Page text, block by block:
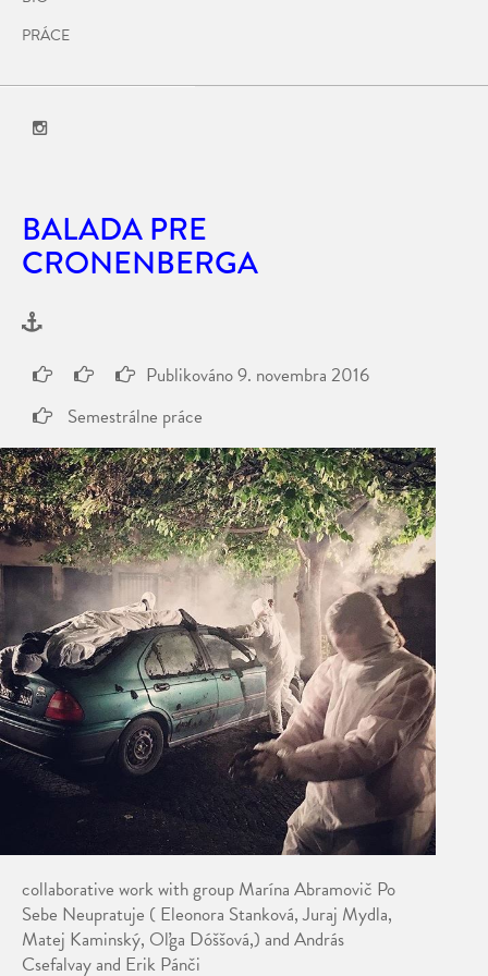
PRÁCE
BALADA PRE
CRONENBERGA
Publikováno9. novembra 2016
Semestrálne práce
collaborative work with group Marína Abramovič Po
Sebe Neupratuje ( Eleonora Stanková, Juraj Mydla,
Matej Kaminský, Oľga Dóššová,) and András
Csefalvay and Erik Pánči